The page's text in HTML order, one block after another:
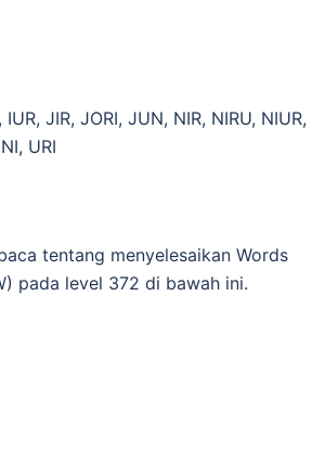
JIR, JORI, JUN, NIR, NIRU, NIUR,
URI
tentang menyelesaikan Words
pada level 372 di bawah ini.